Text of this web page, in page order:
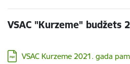
VSAC "Kurzeme" budžets
Lejupielādēt:
VSAC Kurzeme 2021. gada